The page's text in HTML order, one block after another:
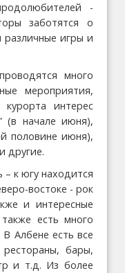
-
заботятся о
различные игры и
много
мероприятия,
интерес
(в начале июня),
половине июня),
другие.
к югу находится
востоке - рок
и интересные
есть много
Албене есть все
бары,
и т.д. Из более